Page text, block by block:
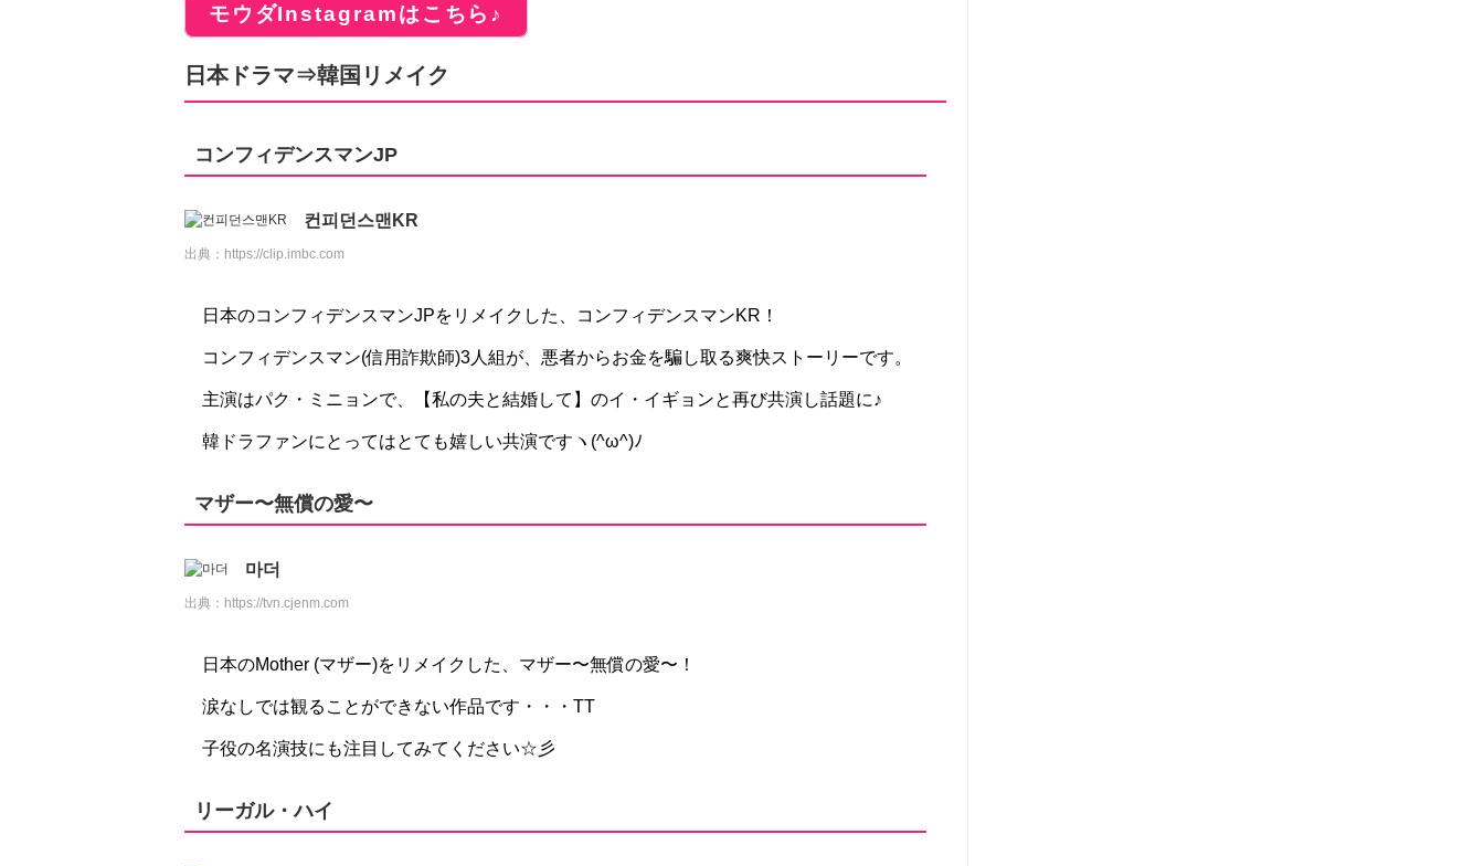
モウダInstagramはこちら♪
日本ドラマ⇒韓国リメイク
コンフィデンスマンJP
컨피던스맨KR
出典： https://clip.imbc.com
日本のコンフィデンスマンJPをリメイクした、コンフィデンスマンKR！
コンフィデンスマン(信用詐欺師)3人組が、悪者からお金を騙し取る爽快ストーリーです。
主演はパク・ミニョンで、【私の夫と結婚して】のイ・イギョンと再び共演し話題に♪
韓ドラファンにとってはとても嬉しい共演ですヽ(^ω^)ﾉ
マザー〜無償の愛〜
마더
出典： https://tvn.cjenm.com
日本のMother (マザー)をリメイクした、マザー〜無償の愛〜！
涙なしでは観ることができない作品です・・・TT
子役の名演技にも注目してみてください☆彡
リーガル・ハイ